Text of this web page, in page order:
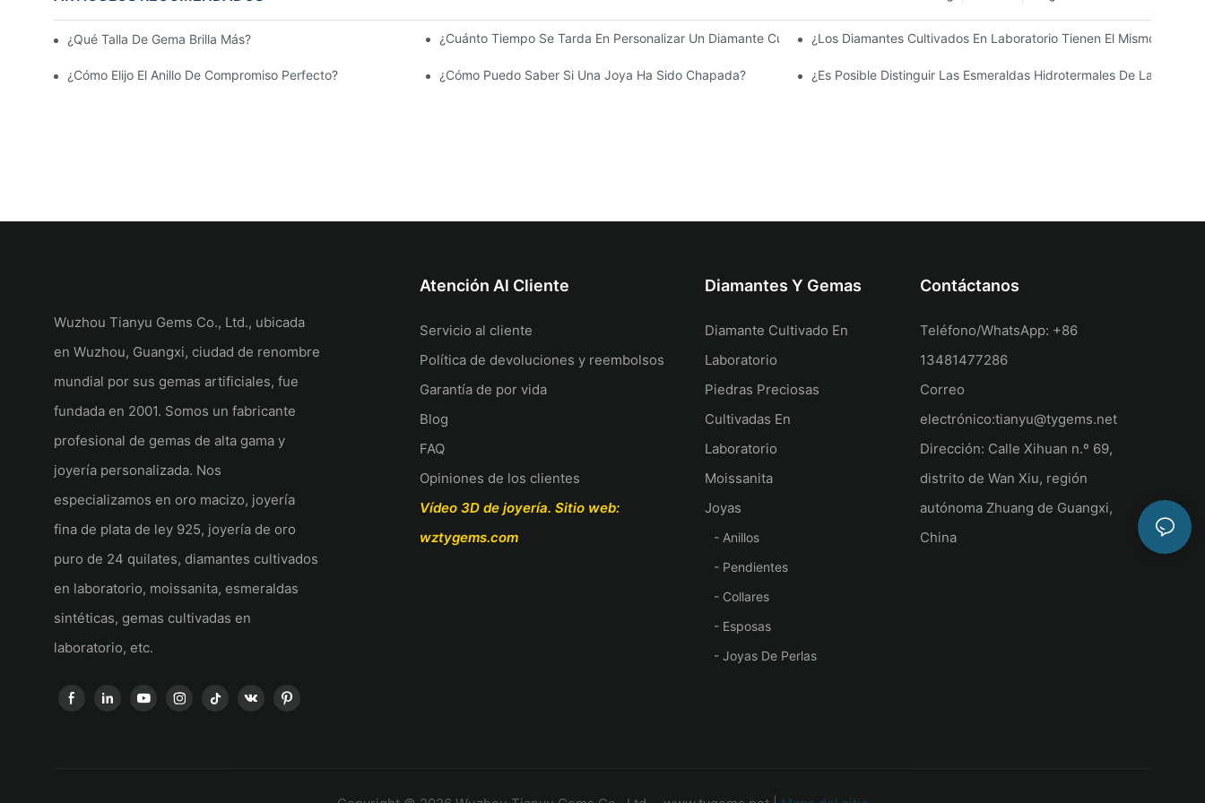
¿Qué Talla De Gema Brilla Más? Una Guía Para El Brillo Y El Fuego.¿Cuánto Tiempo Se Tarda En Personalizar Un Diamante Cultivado En Laboratorio?¿Los Diamantes Cultivados En Laboratorio Tienen El Mismo Valor
¿Cómo Elijo El Anillo De Compromiso Perfecto? ¿Cómo Puedo Saber Si Una Joya Ha Sido Chapada? ¿Es Posible Distinguir Las Esmeraldas Hidrotermales De Las
Wuzhou Tianyu Gems Co., Ltd., ubicada
en Wuzhou, Guangxi, ciudad de renombre
mundial por sus gemas artificiales, fue
fundada en 2001. Somos un fabricante
profesional de gemas de alta gama y
joyería personalizada. Nos
especializamos en oro macizo, joyería
fina de plata de ley 925, joyería de oro
puro de 24 quilates, diamantes cultivados
en laboratorio, moissanita, esmeraldas
sintéticas, gemas cultivadas en
laboratorio, etc.
Atención Al Cliente
Servicio al cliente
Política de devoluciones y reembolsos
Garantía de por vida
Blog
FAQ
Opiniones de los clientes
Vídeo 3D de joyería. Sitio web:
wztygems.com
Diamantes Y Gemas
Diamante Cultivado En
Laboratorio
Piedras Preciosas
Cultivadas En
Laboratorio
Moissanita
Joyas
- Anillos
- Pendientes
- Collares
- Esposas
- Joyas De Perlas
Contáctanos
Teléfono/WhatsApp: +86
13481477286
Correo
electrónico:tianyu@tygems.net
Dirección: Calle Xihuan n.º 69,
distrito de Wan Xiu, región
autónoma Zhuang de Guangxi,
China